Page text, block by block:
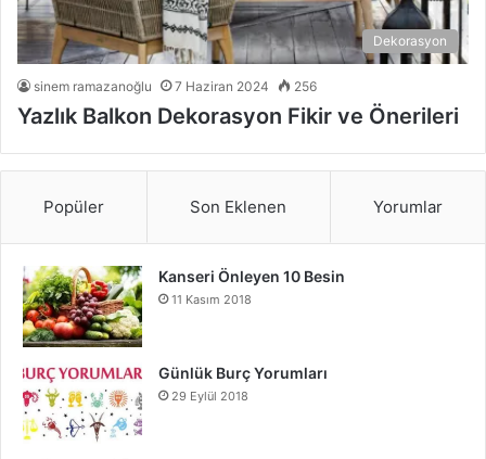
Dekorasyon
sinem ramazanoğlu 7 Haziran 2024 256
Yazlık Balkon Dekorasyon Fikir ve Önerileri
Popüler Son Eklenen Yorumlar
Kanseri Önleyen 10 Besin
11 Kasım 2018
Günlük Burç Yorumları
29 Eylül 2018